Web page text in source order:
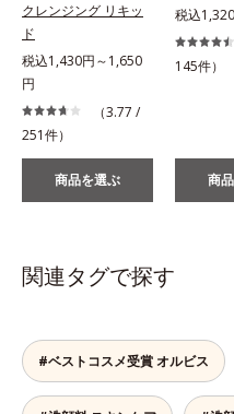
クレンジング リキッ
ド
税込1,430円～1,650
円
（3.77 /
251件）
商品を選ぶ
税込
145件）
商
関連タグで探す
#ベストコスメ受賞 オルビス